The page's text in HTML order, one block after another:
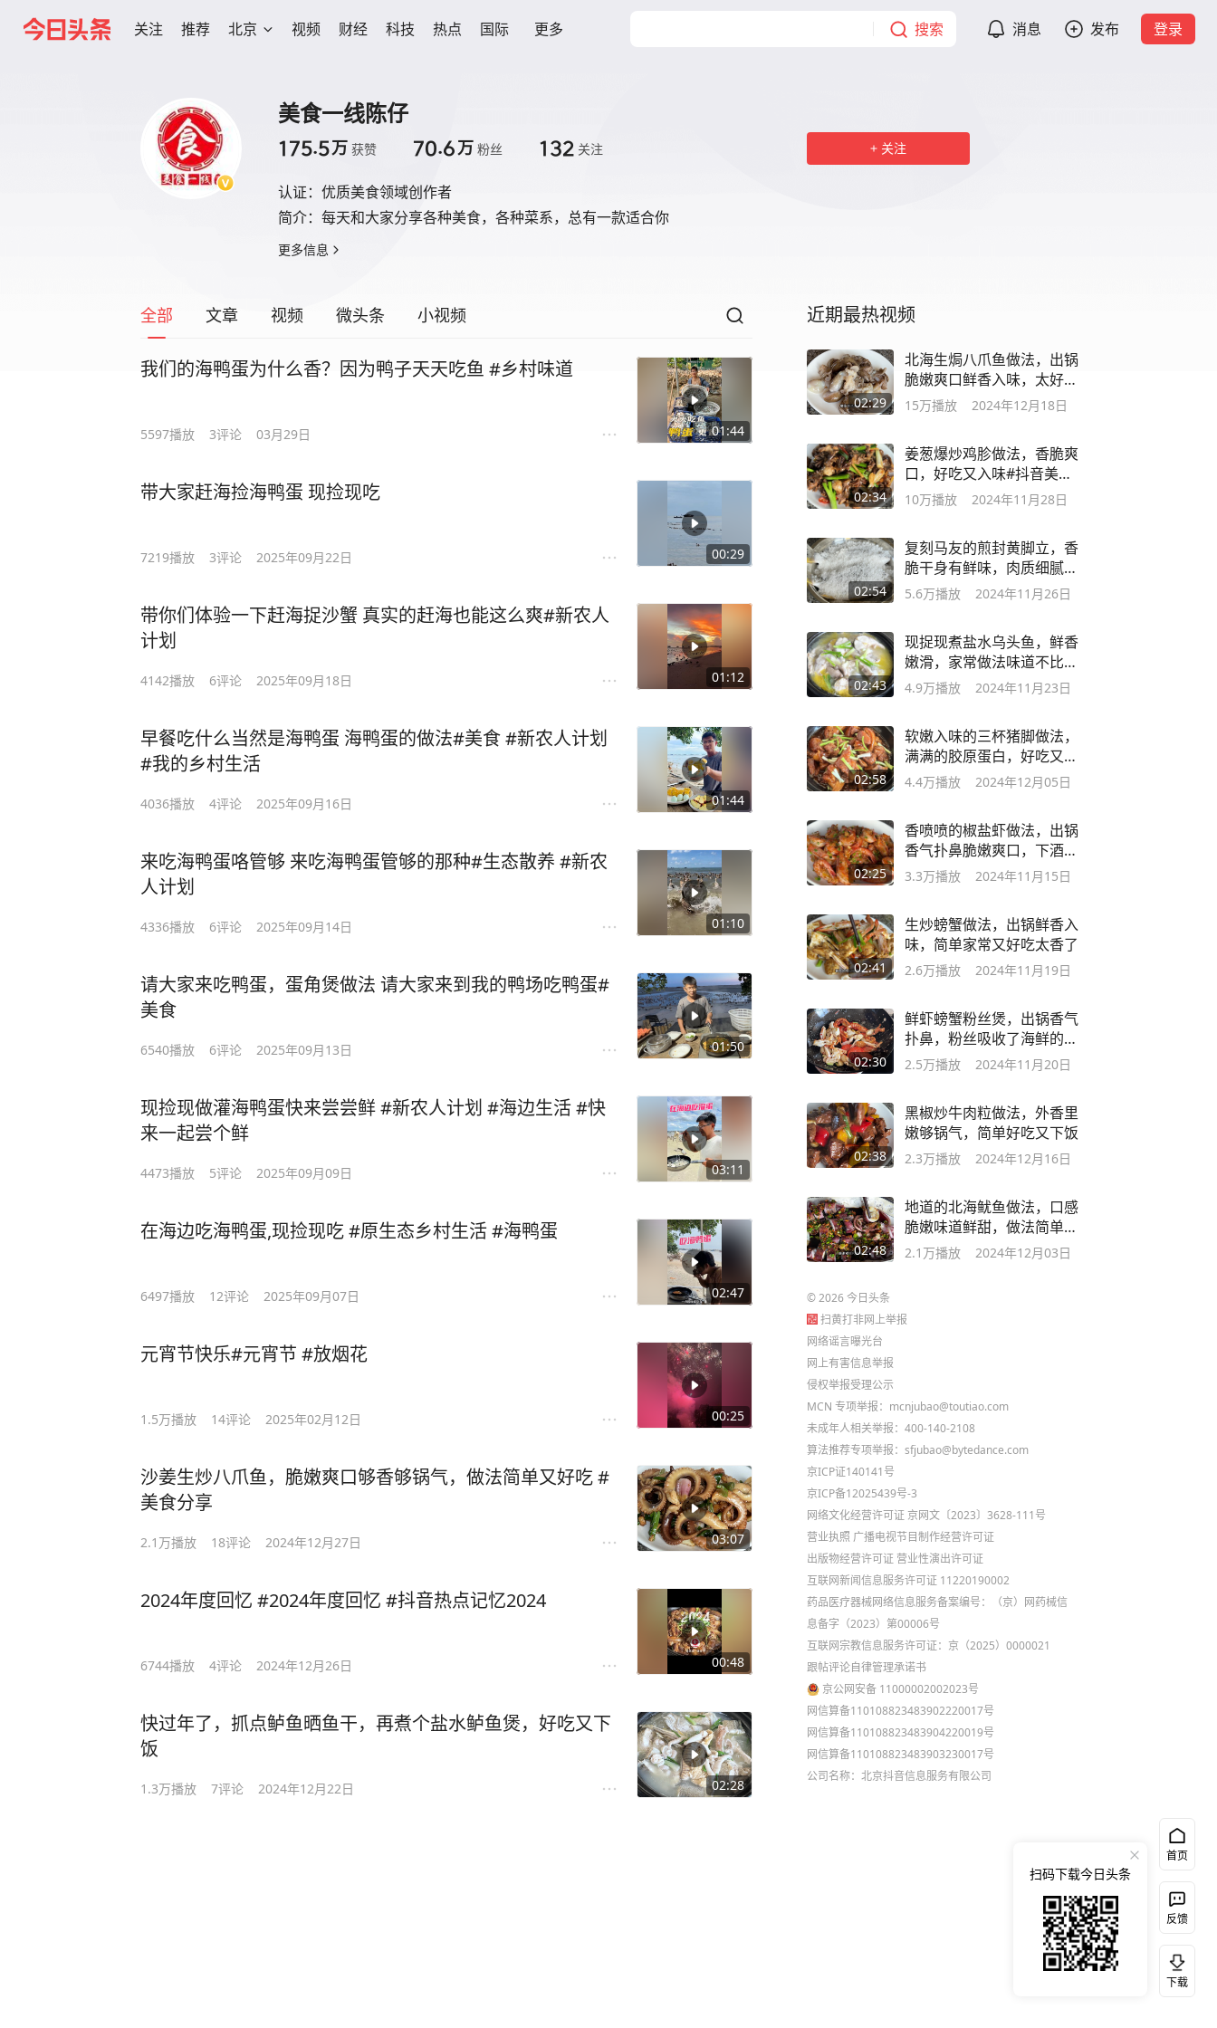
关注 推荐 北京 视频 财经 科技 热点 国际 更多 搜索 消息 发布 登录
美食一线陈仔
175.5万 获赞 70.6万 粉丝 132 关注
认证： 优质美食领域创作者
简介： 每天和大家分享各种美食，各种菜系，总有一款适合你
更多信息
关注
全部 文章 视频 微头条 小视频
01:44
我们的海鸭蛋为什么香？因为鸭子天天吃鱼 #乡村味道
5597播放 3评论 03月29日
00:29
带大家赶海捡海鸭蛋 现捡现吃
7219播放 3评论 2025年09月22日
01:12
带你们体验一下赶海捉沙蟹 真实的赶海也能这么爽#新农人
计划
4142播放 6评论 2025年09月18日
01:44
早餐吃什么当然是海鸭蛋 海鸭蛋的做法#美食 #新农人计划
#我的乡村生活
4036播放 4评论 2025年09月16日
01:10
来吃海鸭蛋咯管够 来吃海鸭蛋管够的那种#生态散养 #新农
人计划
4336播放 6评论 2025年09月14日
01:50
请大家来吃鸭蛋，蛋角煲做法 请大家来到我的鸭场吃鸭蛋#
美食
6540播放 6评论 2025年09月13日
03:11
现捡现做灌海鸭蛋快来尝尝鲜 #新农人计划 #海边生活 #快
来一起尝个鲜
4473播放 5评论 2025年09月09日
02:47
在海边吃海鸭蛋,现捡现吃 #原生态乡村生活 #海鸭蛋
6497播放 12评论 2025年09月07日
00:25
元宵节快乐#元宵节 #放烟花
1.5万播放 14评论 2025年02月12日
03:07
沙姜生炒八爪鱼，脆嫩爽口够香够锅气，做法简单又好吃 #
美食分享
2.1万播放 18评论 2024年12月27日
00:48
2024年度回忆 #2024年度回忆 #抖音热点记忆2024
6744播放 4评论 2024年12月26日
02:28
快过年了，抓点鲈鱼晒鱼干，再煮个盐水鲈鱼煲，好吃又下
饭
1.3万播放 7评论 2024年12月22日
近期最热视频
02:29
北海生焗八爪鱼做法，出锅
脆嫩爽口鲜香入味，太好吃
了
15万播放 2024年12月18日
02:34
姜葱爆炒鸡胗做法，香脆爽
口，好吃又入味#抖音美食
推荐官
10万播放 2024年11月28日
02:54
复刻马友的煎封黄脚立，香
脆干身有鲜味，肉质细腻又
名鲜咸鱼
5.6万播放 2024年11月26日
02:43
现捉现煮盐水乌头鱼，鲜香
嫩滑，家常做法味道不比饭
店的差
4.9万播放 2024年11月23日
02:58
软嫩入味的三杯猪脚做法，
满满的胶原蛋白，好吃又下
饭
4.4万播放 2024年12月05日
02:25
香喷喷的椒盐虾做法，出锅
香气扑鼻脆嫩爽口，下酒下
饭都不错
3.3万播放 2024年11月15日
02:41
生炒螃蟹做法，出锅鲜香入
味，简单家常又好吃太香了
2.6万播放 2024年11月19日
02:30
鲜虾螃蟹粉丝煲，出锅香气
扑鼻，粉丝吸收了海鲜的味
道超好吃
2.5万播放 2024年11月20日
02:38
黑椒炒牛肉粒做法，外香里
嫩够锅气，简单好吃又下饭
2.3万播放 2024年12月16日
02:48
地道的北海鱿鱼做法，口感
脆嫩味道鲜甜，做法简单又
好吃
2.1万播放 2024年12月03日
©2026今日头条
扫黄打非网上举报
网络谣言曝光台
网上有害信息举报
侵权举报受理公示
MCN 专项举报：mcnjubao@toutiao.com
未成年人相关举报：400-140-2108
算法推荐专项举报：sfjubao@bytedance.com
京ICP证140141号
京ICP备12025439号-3
网络文化经营许可证 京网文〔2023〕3628-111号
营业执照 广播电视节目制作经营许可证
出版物经营许可证 营业性演出许可证
互联网新闻信息服务许可证 11220190002
药品医疗器械网络信息服务备案编号：（京）网药械信
息备字（2023）第00006号
互联网宗教信息服务许可证：京（2025）0000021
跟帖评论自律管理承诺书
京公网安备 11000002002023号
网信算备110108823483902220017号
网信算备110108823483904220019号
网信算备110108823483903230017号
公司名称：北京抖音信息服务有限公司
首页
反馈
下载
扫码下载今日头条